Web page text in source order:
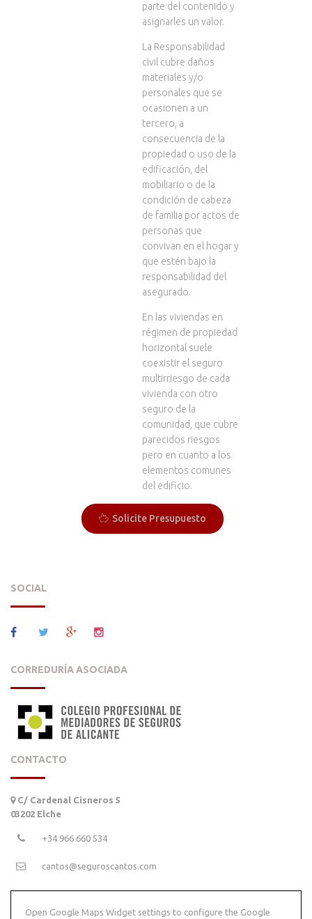
parte del contenido y
asignarles un valor.
La Responsabilidad
civil cubre daños
materiales y/o
personales que se
ocasionen a un
tercero, a
consecuencia de la
propiedad o uso de la
edificación, del
mobiliario o de la
condición de cabeza
de familia por actos de
personas que
convivan en el hogar y
que estén bajo la
responsabilidad del
asegurado.
En las viviendas en
régimen de propiedad
horizontal suele
coexistir el seguro
multirriesgo de cada
vivienda con otro
seguro de la
comunidad, que cubre
parecidos riesgos
pero en cuanto a los
elementos comunes
del edificio.
Solicite Presupuesto
SOCIAL
/ Facebook/ Twitter / Google+
CORREDURÍA ASOCIADA
CONTACTO
C/ Cardenal Cisneros 5
03202 Elche
+34 966 660 534
cantos@seguroscantos.com
Open Google Maps Widget settings to configure the Google